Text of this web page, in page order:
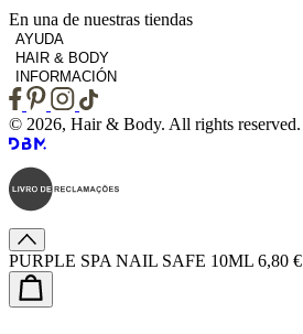
En una de nuestras tiendas
AYUDA
HAIR & BODY
INFORMACIÓN
© 2026, Hair & Body. All rights reserved.
PURPLE SPA NAIL SAFE 10ML 6,80 €